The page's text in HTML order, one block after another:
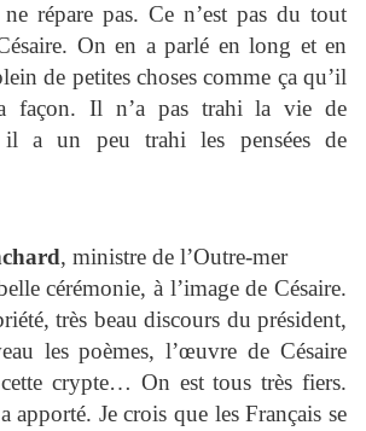
répare pas. Ce n’est pas du tout
On en a parlé en long et en
de petites choses comme ça qu’il
façon. Il n’a pas trahi la vie de
il a un peu trahi les pensées de
, ministre de l’Outre-mer
cérémonie, à l’image de Césaire.
très beau discours du président,
les poèmes, l’œuvre de Césaire
crypte… On est tous très fiers.
apporté. Je crois que les Français se